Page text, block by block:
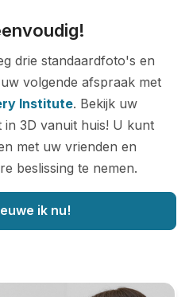
drie standaardfoto's en
volgende afspraak met
Institute. Bekijk uw
in 3D vanuit huis! U kunt
met uw vrienden en
beslissing te nemen.
ik nu!